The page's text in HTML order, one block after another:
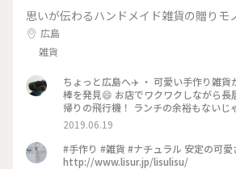
思いが伝わるハンドメイド雑貨の贈りモ
広島
雑貨
ちょっと広島へ✈️ ・ 可愛い手作り雑貨が沢山❤️ そ
棒を発見😄 お店でワクワクしながら長
帰りの飛行機！ ランチの余裕もないじ
広島空港へ💨💨 ・ #夏旅2019 #わたしの街 #広島
ュ #カープくまさん
2019.06.19
#手作り #雑貨 #ナチュラル 安定の可愛さ お気に入りのひとつ
http://www.lisur.jp/lisulisu/